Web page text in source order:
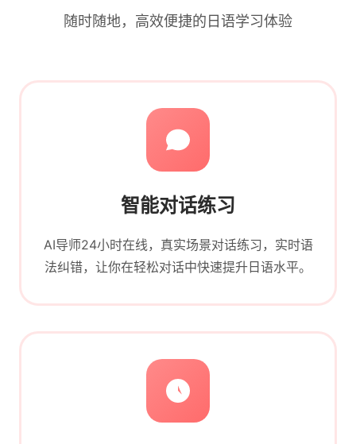
随时随地，高效便捷的日语学习体验
智能对话练习
AI导师24小时在线，真实场景对话练习，实时语
法纠错，让你在轻松对话中快速提升日语水平。